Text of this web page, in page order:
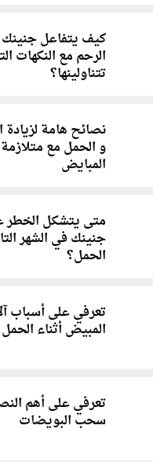
كيف يتفاعل
الرحم مع النكهات
تتناولينها؟
نصائح هامة
و الحمل مع
المبايض
متى يتشكل الخطر
جنينك في الشهر
الحمل؟
تعرفي على أسباب
المبيض أثناء الحمل
تعرفي على أهم
سحب البويضات